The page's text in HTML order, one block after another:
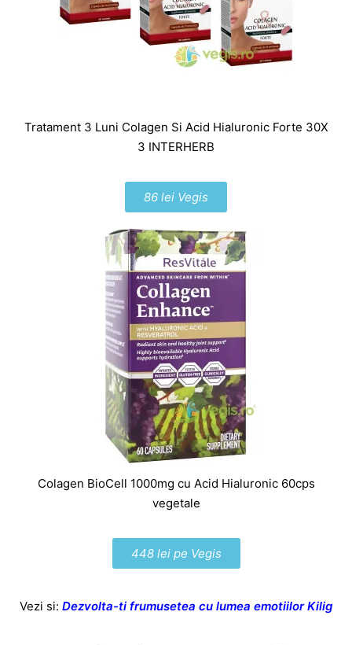
Tratament 3 Luni Colagen Si Acid Hialuronic Forte 30X
3 INTERHERB
86 lei Vegis
Colagen BioCell 1000mg cu Acid Hialuronic 60cps
vegetale
448 lei pe Vegis
Vezi si: Dezvolta-ti frumusetea cu lumea emotiilor Kilig